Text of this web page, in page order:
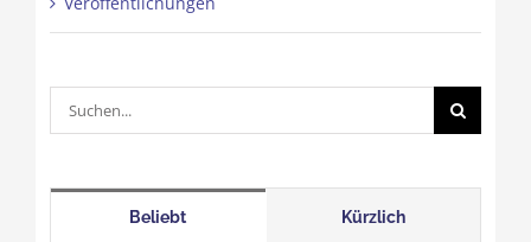
Suche
nach:
Beliebt Kürzlich